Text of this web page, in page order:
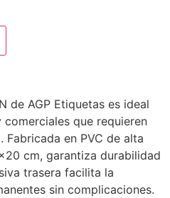
de AGP Etiquetas es ideal
que requieren
en PVC de alta
cm, garantiza durabilidad
trasera facilita la
sin complicaciones.